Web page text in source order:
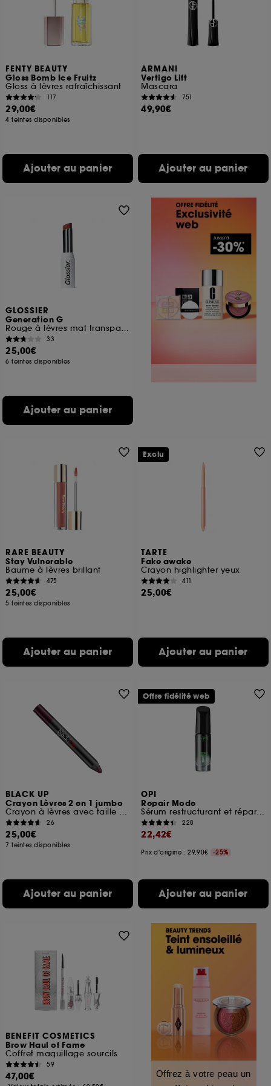
FENTY BEAUTY
Gloss Bomb Ice Fruitz
Gloss à lèvres rafraîchissant
117
29,00€
4 teintes disponibles
Ajouter au panier
ARMANI
Vertigo Lift
Mascara
751
49,90€
Ajouter au panier
GLOSSIER
Generation G
Rouge à lèvres mat transparent
33
25,00€
6 teintes disponibles
Ajouter au panier
RARE BEAUTY
Stay Vulnerable
Baume à lèvres brillant
475
25,00€
5 teintes disponibles
Ajouter au panier
TARTE
Fake awake
Crayon highlighter yeux
411
25,00€
Ajouter au panier
Exclu
BLACK UP
Crayon Lèvres 2 en 1 jumbo
Crayon à lèvres avec taille crayon
26
25,00€
7 teintes disponibles
Ajouter au panier
OPI
Repair Mode
Sérum restructurant et réparateur profond de l'ongle
228
22,42€
Prix d'origine : 29,90€ -25%
Ajouter au panier
Offre fidélité web
BENEFIT COSMETICS
Brow Haul of Fame
Coffret maquillage sourcils
59
47,00€
Offrez à votre peau un